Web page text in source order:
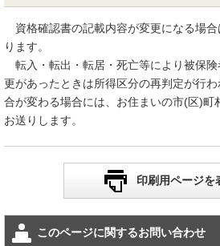
資格確認書の記載内容が変更になる場
ります。
転入・転出・転居・死亡等により被保
更があったときは所得区分の再判定が行
合が変わる場合には、お住まいの市(区)町
お送りします。
印刷用ページを
このページに関するお問い合わせ